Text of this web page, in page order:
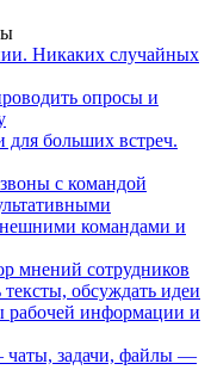
Никаких случайных
опросы и
для больших встреч.
с командой
командами и
мнений сотрудников
обсуждать идеи
рабочей информации и
чаты, задачи, файлы —